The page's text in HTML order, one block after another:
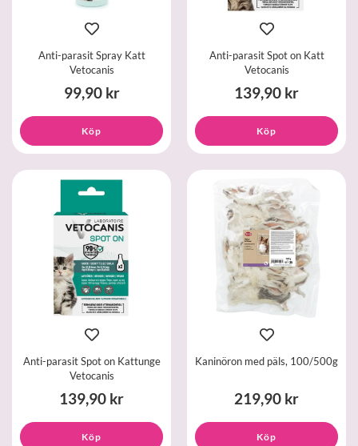
Anti-parasit Spray Katt
Vetocanis
99,90 kr
Köp
Anti-parasit Spot on Katt
Vetocanis
139,90 kr
Köp
Anti-parasit Spot on Kattunge
Vetocanis
139,90 kr
Köp
Kaninöron med päls, 100/500g
219,90 kr
Köp